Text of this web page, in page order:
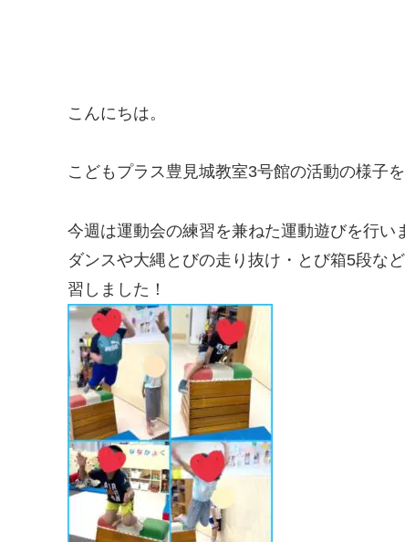
こんにちは。
こどもプラス豊見城教室3号館の活動の様子
今週は運動会の練習を兼ねた運動遊びを行い
ダンスや大縄とびの走り抜け・とび箱5段な
習しました！